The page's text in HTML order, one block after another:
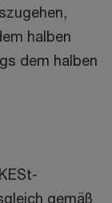
halben
dem halben
gemäß